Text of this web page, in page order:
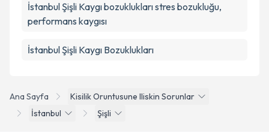
Ana Sayfa
Kisilik Oruntusune Iliskin Sorunlar
İstanbul
Şişli
İstanbul Şişli Kaygı bozuklukları stres bozukluğu,
performans kaygısı
İstanbul Şişli Kaygı Bozuklukları